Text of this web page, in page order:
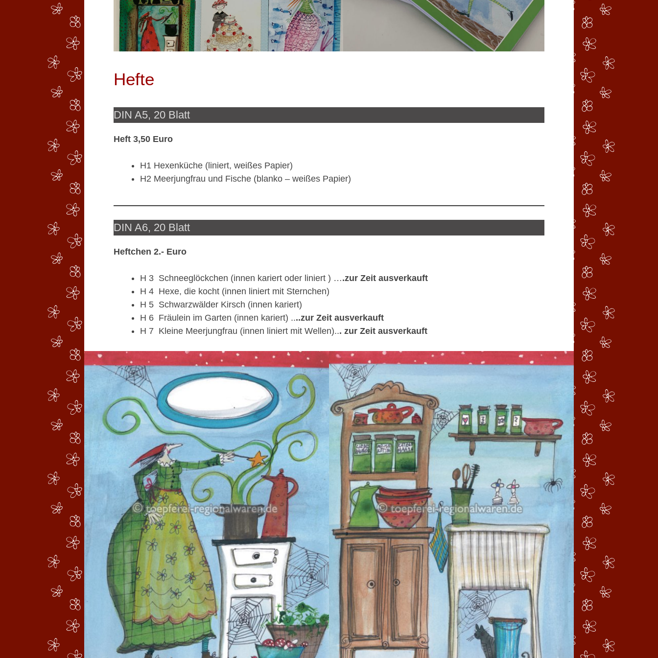
Hefte
DIN A5, 20 Blatt
Heft 3,50 Euro
H1 Hexenküche (liniert, weißes Papier)
H2 Meerjungfrau und Fische (blanko – weißes Papier)
DIN A6, 20 Blatt
Heftchen 2.- Euro
H 3 Schneeglöckchen (innen kariert oder liniert ) ….zur Zeit ausverkauft
H 4 Hexe, die kocht (innen liniert mit Sternchen)
H 5 Schwarzwälder Kirsch (innen kariert)
H 6 Fräulein im Garten (innen kariert) ....zur Zeit ausverkauft
H 7 Kleine Meerjungfrau (innen liniert mit Wellen)... zur Zeit ausverkauft